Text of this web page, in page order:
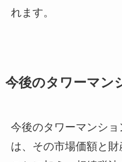
れます。
今後のタワーマン
今後のタワーマンシ
は、その市場価額と